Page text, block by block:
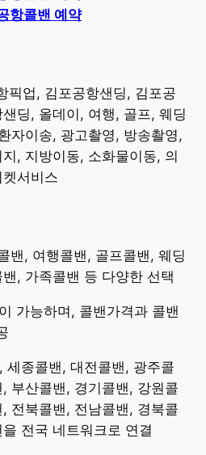
항콜밴 예약
픽업, 김포공항샌딩, 김포공
딩, 올데이, 여행, 골프, 웨딩
자이송, 광고촬영, 방송촬영,
, 지방이동, 소화물이동, 의
서비스
밴, 여행콜밴, 골프콜밴, 웨딩
, 가족콜밴 등 다양한 선택
가능하며, 콜밴가격과 콜밴
세종콜밴, 대전콜밴, 광주콜
부산콜밴, 경기콜밴, 강원콜
전북콜밴, 전남콜밴, 경북콜
전국 네트워크로 연결